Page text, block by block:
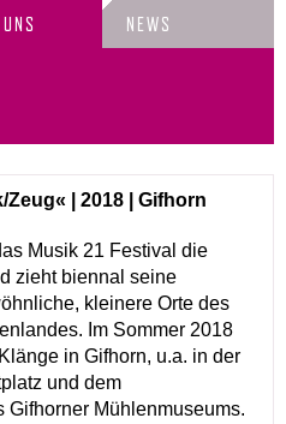
NEWS
Zeug« | 2018 | Gifhorn
Musik 21 Festival die
zieht biennal seine
kleinere Orte des
Im Sommer 2018
in Gifhorn, u.a. in der
und dem
Mühlenmuseums.